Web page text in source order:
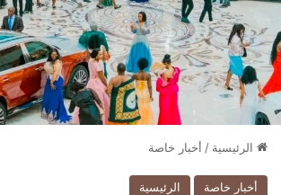
الرئيسية / أخبار خاصة
أخبار خاصة الرئيسية